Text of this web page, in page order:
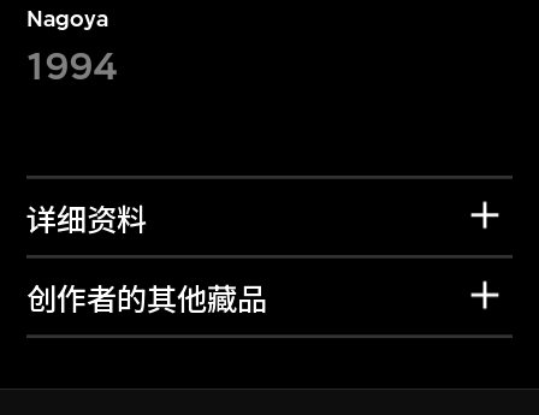
Nagoya
1994
详细资料
创作者的其他藏品